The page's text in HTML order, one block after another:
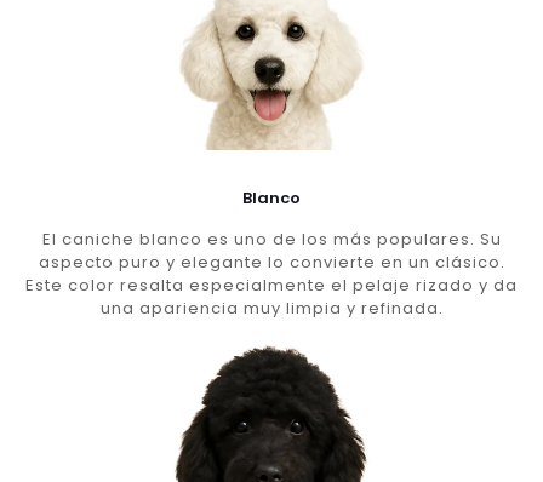
Blanco
El caniche blanco es uno de los más populares. Su
aspecto puro y elegante lo convierte en un clásico.
Este color resalta especialmente el pelaje rizado y da
una apariencia muy limpia y refinada.